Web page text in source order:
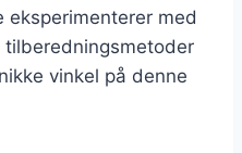
med
vinkel på denne